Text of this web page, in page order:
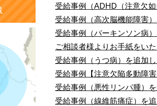
受給事例（ADHD（注意欠
受給事例（高次脳機能障害
受給事例（パーキンソン病
ご相談者様よりお手紙をいた
受給事例（うつ病）を追加
受給事例【注意欠陥多動障
受給事例（悪性リンパ腫）
受給事例（線維筋痛症）を